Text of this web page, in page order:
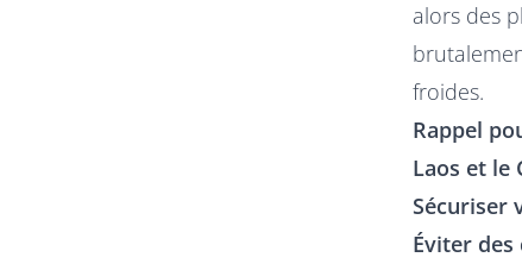
alors des
froides.
Rappel
Laos et le
Sécuriser
Éviter des